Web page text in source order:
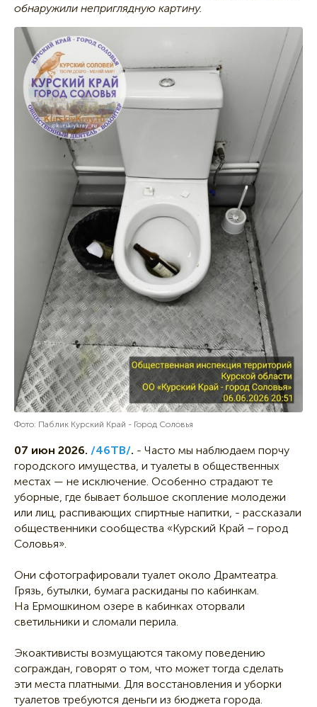
обнаружили неприглядную картину.
Фото: Паблик Курский Край - Город Соловья
07 июн 2026. /46ТВ/. - Часто мы наблюдаем порчу
городского имущества, и туалеты в общественных
местах — не исключение. Особенно страдают те
уборные, где бывает большое скопление молодежи
или лиц, распивающих спиртные напитки, - рассказали
общественники сообщества «Курский Край – город
Соловья».
Они сфотографировали туалет около Драмтеатра.
Грязь, бутылки, бумага раскиданы по кабинкам.
На Ермошкином озере в кабинках оторвали
светильники и сломали перила.
Экоактивисты возмущаются такому поведению
сограждан, говорят о том, что может тогда сделать
эти места платными. Для восстановления и уборки
туалетов требуются деньги из бюджета города.